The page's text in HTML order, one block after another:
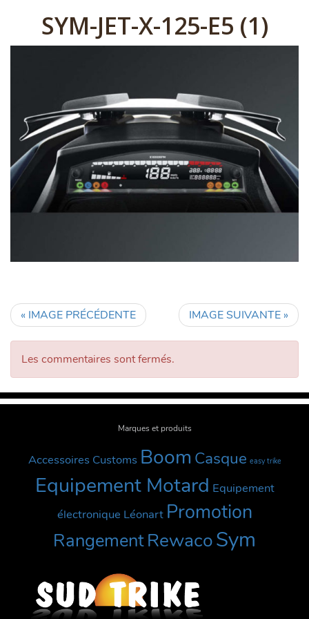
SYM-JET-X-125-E5 (1)
« IMAGE PRÉCÉDENTE IMAGE SUIVANTE »
Les commentaires sont fermés.
Marques et produits
Accessoires Customs Boom Casque easy trike
Equipement Motard Equipement
électronique Léonart Promotion
RangementRewacoSym